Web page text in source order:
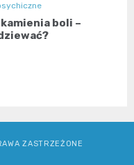
boli –
ZASTRZEŻONE